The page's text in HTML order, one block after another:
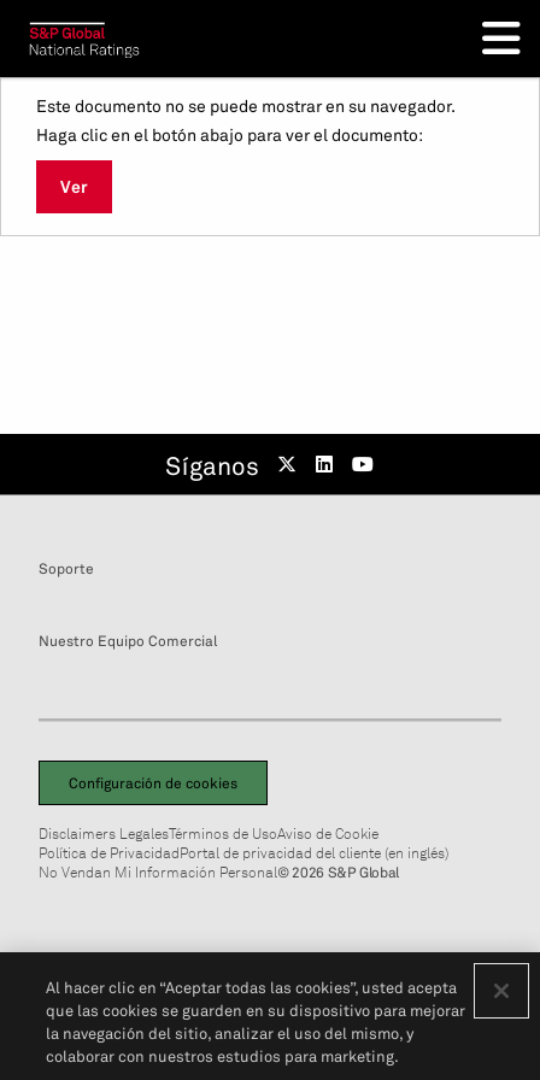
Este documento no se puede mostrar en su navegador.
Haga clic en el botón abajo para ver el documento:
Ver
Síganos
Soporte
Nuestro Equipo Comercial
Configuración de cookies
Disclaimers LegalesTérminos de UsoAviso de Cookie
Política de PrivacidadPortal de privacidad del cliente (en inglés)
No Vendan Mi Información Personal© 2026 S&P Global
Al hacer clic en “Aceptar todas las cookies”, usted acepta
que las cookies se guarden en su dispositivo para mejorar
la navegación del sitio, analizar el uso del mismo, y
colaborar con nuestros estudios para marketing.